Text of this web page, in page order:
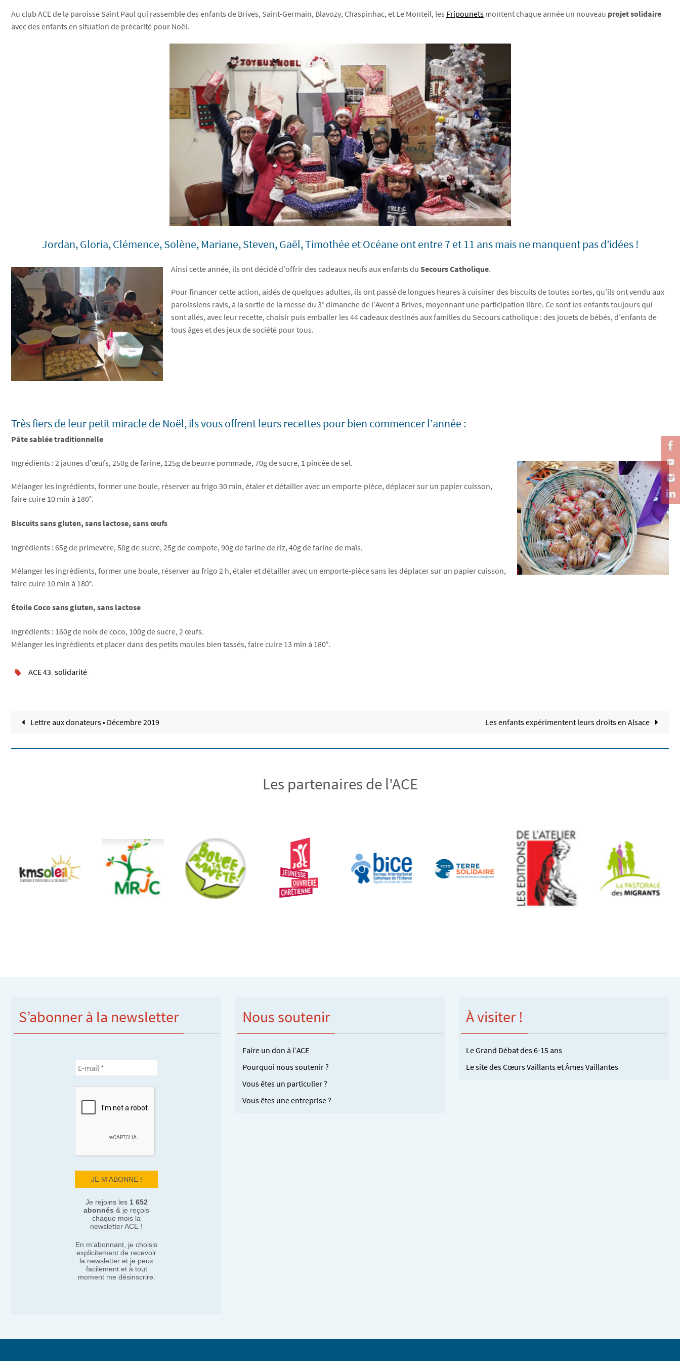
Au club ACE de la paroisse Saint Paul qui rassemble des enfants de Brives, Saint-Germain, Blavozy, Chaspinhac, et Le Monteil, les Fripounets montent chaque année un nouveau projet solidaire
avec des enfants en situation de précarité pour Noël.
Jordan, Gloria, Clémence, Solène, Mariane, Steven, Gaël, Timothée et Océane ont entre 7 et 11 ans mais ne manquent pas d’idées !
Ainsi cette année, ils ont décidé d’offrir des cadeaux neufs aux enfants du Secours Catholique.
Pour financer cette action, aidés de quelques adultes, ils ont passé de longues heures à cuisiner des biscuits de toutes sortes, qu’ils ont vendu aux
paroissiens ravis, à la sortie de la messe du 3e dimanche de l’Avent à Brives, moyennant une participation libre. Ce sont les enfants toujours qui
sont allés, avec leur recette, choisir puis emballer les 44 cadeaux destinés aux familles du Secours catholique : des jouets de bébés, d’enfants de
tous âges et des jeux de société pour tous.
Très fiers de leur petit miracle de Noël, ils vous offrent leurs recettes pour bien commencer l’année :
Pâte sablée traditionnelle
Ingrédients : 2 jaunes d’œufs, 250g de farine, 125g de beurre pommade, 70g de sucre, 1 pincée de sel.
Mélanger les ingrédients, former une boule, réserver au frigo 30 min, étaler et détailler avec un emporte-pièce, déplacer sur un papier cuisson,
faire cuire 10 min à 180°.
Biscuits sans gluten, sans lactose, sans œufs
Ingrédients : 65g de primevère, 50g de sucre, 25g de compote, 90g de farine de riz, 40g de farine de maïs.
Mélanger les ingrédients, former une boule, réserver au frigo 2 h, étaler et détailler avec un emporte-pièce sans les déplacer sur un papier cuisson,
faire cuire 10 min à 180°.
Étoile Coco sans gluten, sans lactose
Ingrédients : 160g de noix de coco, 100g de sucre, 2 œufs.
Mélanger les ingrédients et placer dans des petits moules bien tassés, faire cuire 13 min à 180°.
ACE 43, solidarité.
Lettre aux donateurs • Décembre 2019 Les enfants expérimentent leurs droits en Alsace
Les partenaires de l'ACE
S’abonner à la newsletter
Je rejoins les 1 652
abonnés & je reçois
chaque mois la
newsletter ACE !
En m’abonnant, je choisis
explicitement de recevoir
la newsletter et je peux
facilement et à tout
moment me désinscrire.
Nous soutenir
Faire un don à l’ACE
Pourquoi nous soutenir ?
Vous êtes un particulier ?
Vous êtes une entreprise ?
À visiter !
Le Grand Débat des 6-15 ans
Le site des Cœurs Vaillants et Âmes Vaillantes